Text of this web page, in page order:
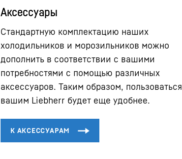
Аксессуары
Стандартную комплектацию наших
холодильников и морозильников можно
дополнить в соответствии с вашими
потребностями с помощью различных
аксессуаров. Таким образом, пользоваться
вашим Liebherr будет еще удобнее.